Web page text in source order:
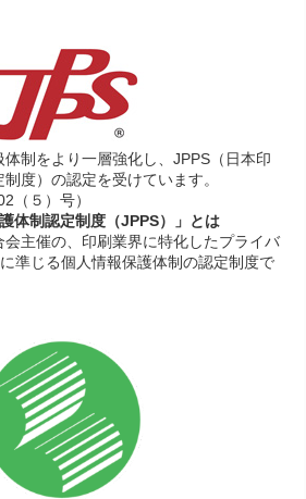
制をより一層強化し、JPPS（日本印
度）の認定を受けています。
（５）号）
体制認定制度（JPPS）」とは
主催の、印刷業界に特化したプライバ
準じる個人情報保護体制の認定制度で